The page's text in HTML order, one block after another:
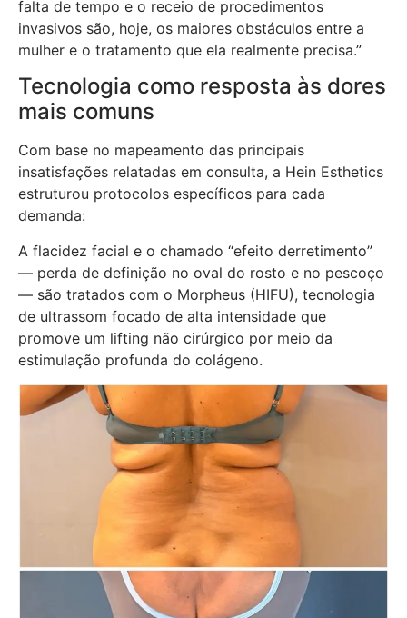
falta de tempo e o receio de procedimentos
invasivos são, hoje, os maiores obstáculos entre a
mulher e o tratamento que ela realmente precisa.”
Tecnologia como resposta às dores
mais comuns
Com base no mapeamento das principais
insatisfações relatadas em consulta, a Hein Esthetics
estruturou protocolos específicos para cada
demanda:
A flacidez facial e o chamado “efeito derretimento”
— perda de definição no oval do rosto e no pescoço
— são tratados com o Morpheus (HIFU), tecnologia
de ultrassom focado de alta intensidade que
promove um lifting não cirúrgico por meio da
estimulação profunda do colágeno.